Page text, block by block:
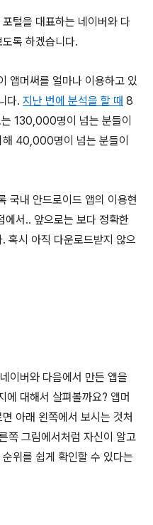
털을 대표하는 네이버와 다
록 하겠습니다.
앱머써를 얼마나 이용하고 있
다. 지난 번에 분석을 할 때 8
130,000명이 넘는 분들이
해 40,000명이 넘는 분들이
국내 안드로이드 앱의 이용현
에서.. 앞으로는 보다 정확한
혹시 아직 다운로드받지 않으
이버와 다음에서 만든 앱을
에 대해서 살펴볼까요? 앱머
아래 왼쪽에서 보시는 것처
쪽 그림에서처럼 자신이 알고
위를 쉽게 확인할 수 있다는